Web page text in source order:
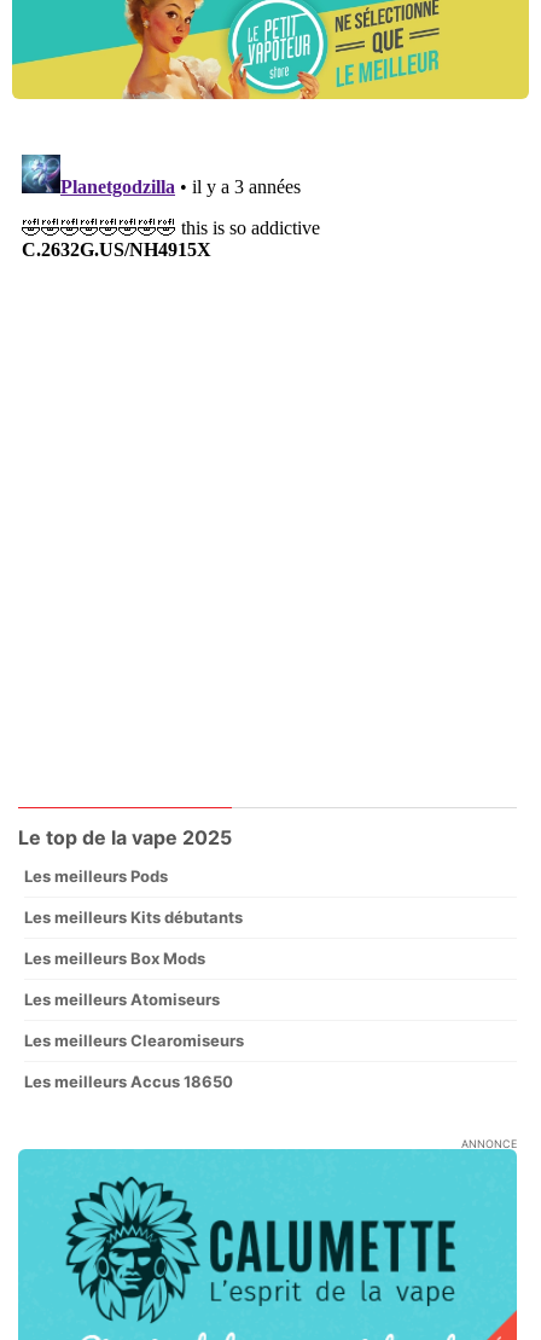
Le top de la vape 2025
Les meilleurs Pods
Les meilleurs Kits débutants
Les meilleurs Box Mods
Les meilleurs Atomiseurs
Les meilleurs Clearomiseurs
Les meilleurs Accus 18650
ANNONCE